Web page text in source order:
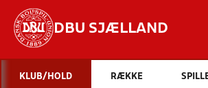
DBU SJÆLLAND
Hvad
KLUB/HOLD RÆKKE